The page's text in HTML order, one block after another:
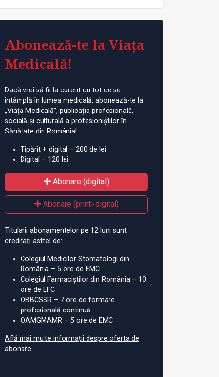
Abonează-te la Viața
Medicală!
Dacă vrei să fii la curent cu tot ce se
întâmplă în lumea medicală, abonează-te la
„Viața Medicală”, publicația profesională,
socială și culturală a profesioniștilor în
Sănătate din România!
Tipărit + digital – 200 de lei
Digital – 120 lei
Abonare (digital)
Abonare (print+digital)
Titularii abonamentelor pe 12 luni sunt
creditați astfel de:
Colegiul Medicilor Stomatologi din
România – 5 ore de EMC
Colegiul Farmaciștilor din România – 10
ore de EFC
OBBCSSR – 7 ore de formare
profesională continuă
OAMGMAMR – 5 ore de EMC
Află mai multe informații despre oferta de
abonare.